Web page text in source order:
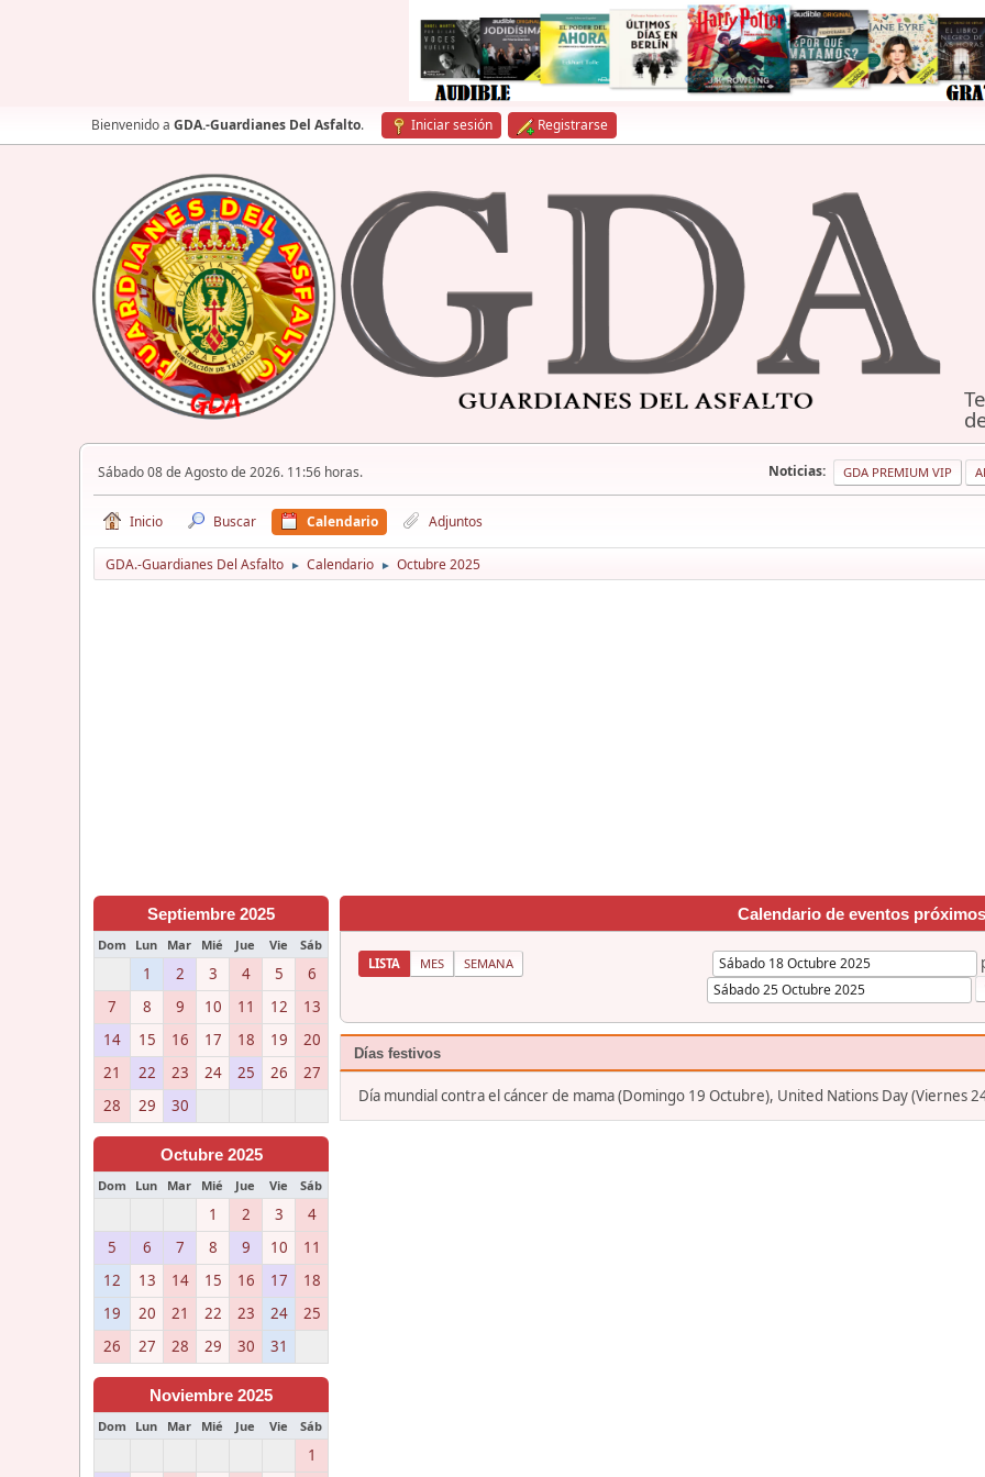
Bienvenido a GDA.-Guardianes Del Asfalto. Iniciar sesión Registrarse
Sábado 08 de Agosto de 2026. 11:56 horas. Noticias: GDA PREMIUM VIP
Inicio Buscar Calendario Adjuntos
GDA.-Guardianes Del Asfalto ► Calendario ► Octubre 2025
Septiembre 2025
Dom Lun Mar Mié Jue Vie Sáb
1 2 3 4 5
6
7
8 9 10 11 12
13
14
15 16 17 18 19
20
21
22 23 24 25 26
27
28
29 30
Octubre 2025
Dom Lun Mar Mié Jue Vie Sáb
1 2 3
4
5
6 7 8 9 10
11
12
13 14 15 16 17
18
19
20 21 22 23 24
25
26
27 28 29 30 31
Noviembre 2025
Dom Lun Mar Mié Jue Vie Sáb
1
Calendario de eventos próximos
LISTA MES SEMANA
Días festivos
Día mundial contra el cáncer de mama (Domingo 19 Octubre), United Nations Day (Viernes